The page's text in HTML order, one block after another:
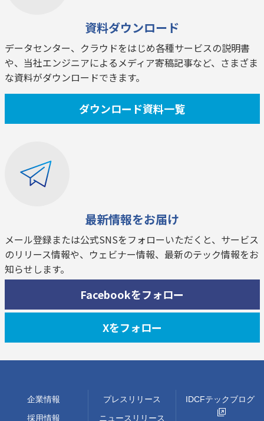
資料ダウンロード
データセンター、クラウドをはじめ各種サービスの説明書
や、当社エンジニアによるメディア寄稿記事など、さまざま
な資料がダウンロードできます。
ダウンロード資料一覧
最新情報をお届け
メール登録または公式SNSをフォローいただくと、サービス
のリリース情報や、ウェビナー情報、最新のテック情報をお
知らせします。
Facebookをフォロー
Xをフォロー
企業情報
採用情報
プレスリリース
ニュースリリース
IDCFテックブログ